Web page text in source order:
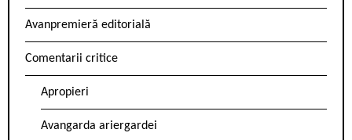
Avanpremieră editorială
Comentarii critice
Apropieri
Avangarda ariergardei